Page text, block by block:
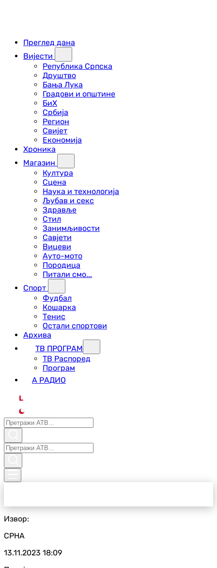
Преглед дана
Вијести
Република Српска
Друштво
Бања Лука
Градови и општине
БиХ
Србија
Регион
Свијет
Економија
Хроника
Магазин
Култура
Сцена
Наука и технологија
Љубав и секс
Здравље
Стил
Занимљивости
Савјети
Вицеви
Ауто-мото
Породица
Питали смо...
Спорт
Фудбал
Кошарка
Тенис
Остали спортови
Архива
ТВ ПРОГРАМ
ТВ Распоред
Програм
А РАДИО
L
Извор:
СРНА
13.11.2023 18:09